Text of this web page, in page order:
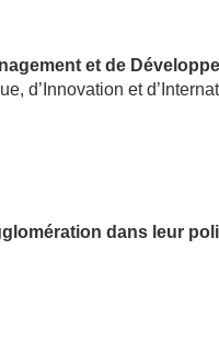
et de
d’Innovation et
dans leur